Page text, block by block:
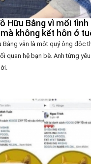
Hữu Bằng vì mối
không kết hôn ở
Bằng vẫn là một quý ông độc
quan hệ bạn bè. Anh từng